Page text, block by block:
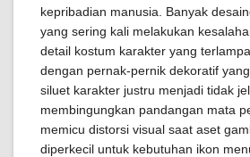
kepribadian manusia. Banyak
yang sering kali melakukan
detail kostum karakter yang
dengan pernak-pernik dekoratif
siluet karakter justru menjadi tidak
membingungkan pandangan mata
memicu distorsi visual saat aset
diperkecil untuk kebutuhan ikon